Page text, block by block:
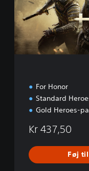
i
o
n
For Honor
Standard
Gold Heroes-
Kr 437,50
Føj